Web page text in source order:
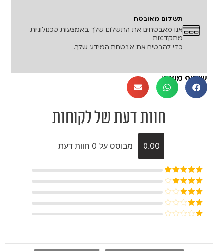
תשלום מאובטח
אנו מאבטחים את התשלום שלך באמצעות טכנולוגיות
מתקדמות
כדי להבטיח את אבטחת המידע שלך.
שיתוף מוצר:
חוות דעת של לקוחות
0.00 מבוסס על 0 חוות דעת
דורג5מתוך
5
דורג4
מתוך 5
דורג3
מתוך 5
דורג
5